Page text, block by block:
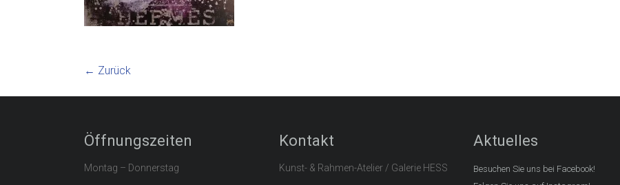
← Zurück
Öffnungszeiten
Montag – Donnerstag
Kontakt
Kunst- & Rahmen-Atelier / Galerie HESS
Aktuelles
Besuchen Sie uns bei Facebook!